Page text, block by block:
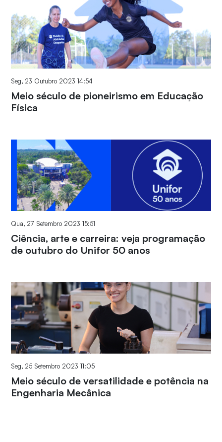
Seg, 23 Outubro 2023 14:54
Meio século de pioneirismo em Educação
Física
Qua, 27 Setembro 2023 15:51
Ciência, arte e carreira: veja programação
de outubro do Unifor 50 anos
Seg, 25 Setembro 2023 11:05
Meio século de versatilidade e potência na
Engenharia Mecânica